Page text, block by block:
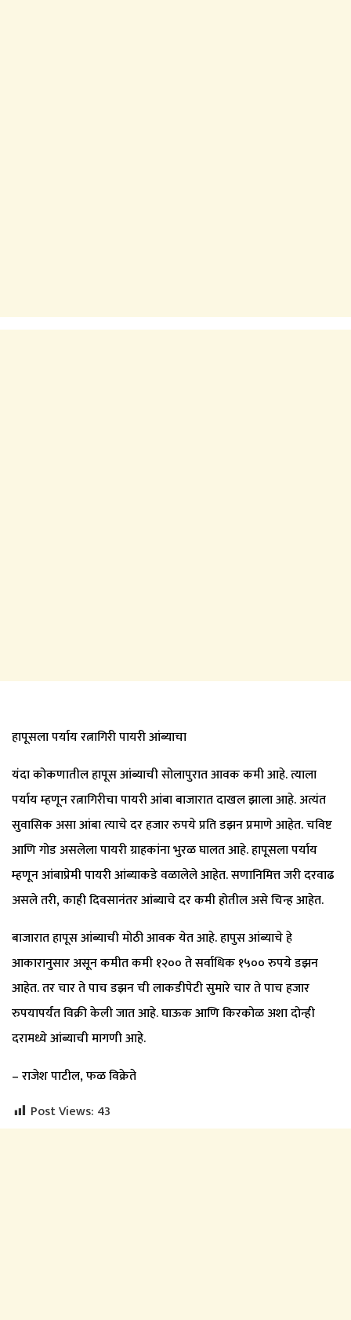
हापूसला पर्याय रत्नागिरी पायरी आंब्याचा
यंदा कोकणातील हापूस आंब्याची सोलापुरात आवक कमी आहे. त्याला
पर्याय म्हणून रत्नागिरीचा पायरी आंबा बाजारात दाखल झाला आहे. अत्यंत
सुवासिक असा आंबा त्याचे दर हजार रुपये प्रति डझन प्रमाणे आहेत. चविष्ट
आणि गोड असलेला पायरी ग्राहकांना भुरळ घालत आहे. हापूसला पर्याय
म्हणून आंबाप्रेमी पायरी आंब्याकडे वळालेले आहेत. सणानिमित्त जरी दरवाढ
असले तरी, काही दिवसानंतर आंब्याचे दर कमी होतील असे चिन्ह आहेत.
बाजारात हापूस आंब्याची मोठी आवक येत आहे. हापुस आंब्याचे हे
आकारानुसार असून कमीत कमी १२०० ते सर्वाधिक १५०० रुपये डझन
आहेत. तर चार ते पाच डझन ची लाकडीपेटी सुमारे चार ते पाच हजार
रुपयापर्यंत विक्री केली जात आहे. घाऊक आणि किरकोळ अशा दोन्ही
दरामध्ये आंब्याची मागणी आहे.
– राजेश पाटील, फळ विक्रेते
Post Views: 43